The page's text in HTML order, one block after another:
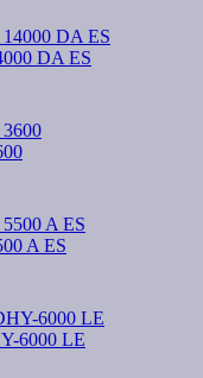
DA ES
A ES
6000 LE